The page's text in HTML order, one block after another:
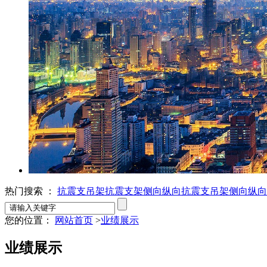
热门搜索 ： 抗震支吊架抗震支架侧向纵向抗震支吊架侧向纵
您的位置： 网站首页 >业绩展示
业绩展示